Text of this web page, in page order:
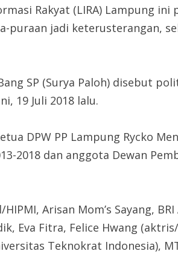
Rakyat (LIRA) Lampung ini
puraan jadi keterusterangan,
SP (Surya Paloh) disebut
19 Juli 2018 lalu.
DPW PP Lampung Rycko
2018 dan anggota Dewan
Arisan Mom’s Sayang,
Eva Fitra, Felice Hwang
Teknokrat Indonesia),